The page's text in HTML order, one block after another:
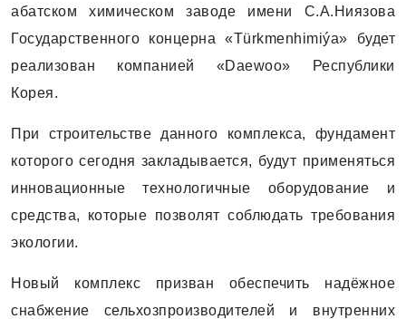
абатском химическом заводе имени С.А.Ниязова
Государственного концерна «Türkmenhimiýa» будет
реализован компанией «Daewoo» Республики
Корея.
При строительстве данного комп­лекса, фундамент
которого сегодня закладывается, будут применяться
инновационные технологичные оборудование и
средства, которые позволят соблюдать требования
экологии.
Новый комплекс призван обес­печить надёжное
снабжение сельхозпроизводителей и внутренних